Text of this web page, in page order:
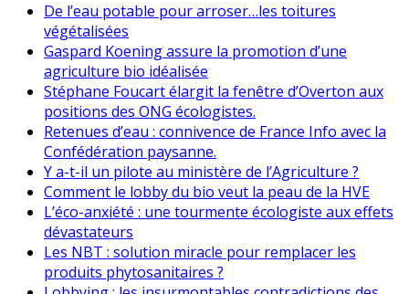
De l’eau potable pour arroser…les toitures
végétalisées
Gaspard Koening assure la promotion d’une
agriculture bio idéalisée
Stéphane Foucart élargit la fenêtre d’Overton aux
positions des ONG écologistes.
Retenues d’eau : connivence de France Info avec la
Confédération paysanne.
Y a-t-il un pilote au ministère de l’Agriculture ?
Comment le lobby du bio veut la peau de la HVE
L’éco-anxiété : une tourmente écologiste aux effets
dévastateurs
Les NBT : solution miracle pour remplacer les
produits phytosanitaires ?